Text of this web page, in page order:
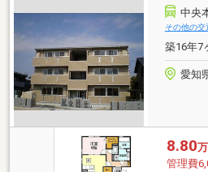
中央
その他の交
築16年7
愛知
8.80
管理費